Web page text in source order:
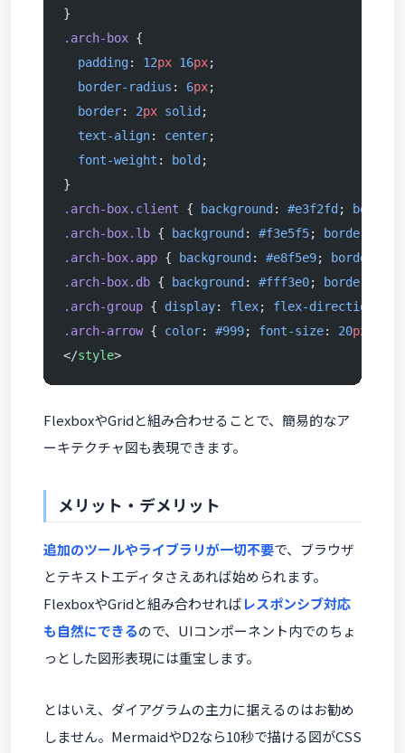
}
.arch-box {
  padding
: 12px 16px;
  border-radius
: 6px;
  border
: 2px solid ;
  text-align
: center;
  font-weight
: bold ;
}
.arch-box.client { background : #e3f2fd ;
.arch-box.lb { background : #f3e5f5;
border-
.arch-box.app { background : #e8f5e9;
border-
.arch-box.db { background : #fff3e0;
border-
.arch-group { display: flex; flex-direction
.arch-arrow { color: #999; font-size: 20px
</style>
FlexboxやGridと組み合わせることで、簡易的なア
ーキテクチャ図も表現できます。
メリット・デメリット
追加のツールやライブラリが一切不要で、ブラウザ
とテキストエディタさえあれば始められます。
FlexboxやGridと組み合わせればレスポンシブ対応
も自然にできるので、UIコンポーネント内でのちょ
っとした図形表現には重宝します。
とはいえ、ダイアグラムの主力に据えるのはお勧め
しません。MermaidやD2なら10秒で描ける図がCSS